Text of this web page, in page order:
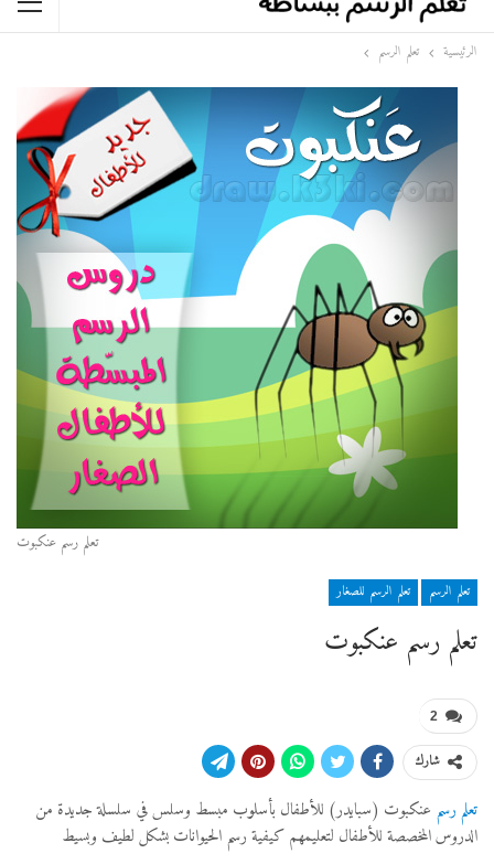
الرئيسية تعلم الرسم
تعلم رسم عنكبوت
تعلم الرسم تعلم الرسم للصغار
تعلم رسم عنكبوت
2
شارك
تعلم رسم عنكبوت (سبايدر) للأطفال بأسلوب مبسط وسلس في سلسلة جديدة من
الدروس المخصصة للأطفال لتعليمهم كيفية رسم الحيوانات بشكل لطيف وبسيط